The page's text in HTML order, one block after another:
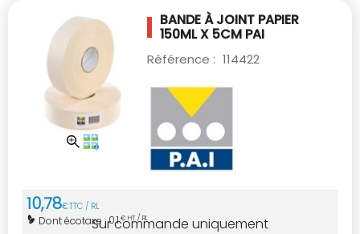
BANDE À JOINT PAPIER
150ML X 5CM PAI
Référence : 114422
10,78€TTC / RL
Dont écotaxe :0,1€ HT / RL
Sur commande uniquement